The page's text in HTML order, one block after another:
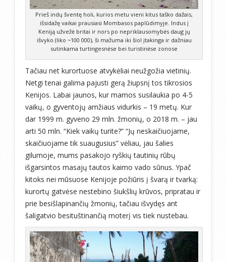
Prieš indų šventę holi, kurios metu vieni kitus taško dažais,
išsidažę vaikai prausiasi Mombasos paplūdimyje. Indus į
Keniją užvežė britai ir nors po nepriklausomybės daug jų
išvyko (liko ~100 000), ši mažuma iki šiol įtakinga ir dažniau
sutinkama turtingesnėse bei turistinėse zonose
Tačiau net kurortuose atvykėliai neužgožia vietinių.
Netgi tenai galima pajusti gerą žiupsnį tos tikrosios
Kenijos. Labai jaunos, kur mamos susilaukia po 4-5
vaikų, o gyventojų amžiaus vidurkis – 19 metų. Kur
dar 1999 m. gyveno 29 mln. žmonių, o 2018 m. – jau
arti 50 mln. “Kiek vaikų turite?” “Jų neskaičiuojame,
skaičiuojame tik suaugusius” vėliau, jau šalies
gilumoje, mums pasakojo ryškių tautinių rūbų
išgarsintos masajų tautos kaimo vado sūnus. Ypač
kitoks nei mūsuose Kenijoje požiūris į švarą ir tvarką:
kurortų gatvėse nestebino šiukšlių krūvos, pripratau ir
prie besišlapinančių žmonių, tačiau išvydęs ant
šaligatvio besituštinančią moterį vis tiek nustebau.